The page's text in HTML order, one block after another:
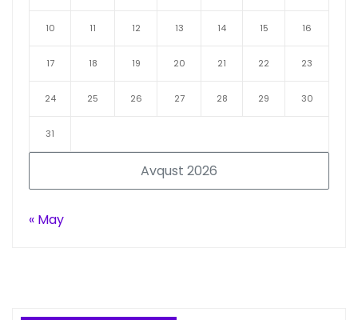
Avqust 2026
10 11 12 13 14 15 16
17 18 19 20 21 22 23
24 25 26 27 28 29 30
31
« May